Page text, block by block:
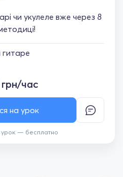
чи укулеле вже через 8
час
урок — бесплатно
на урок